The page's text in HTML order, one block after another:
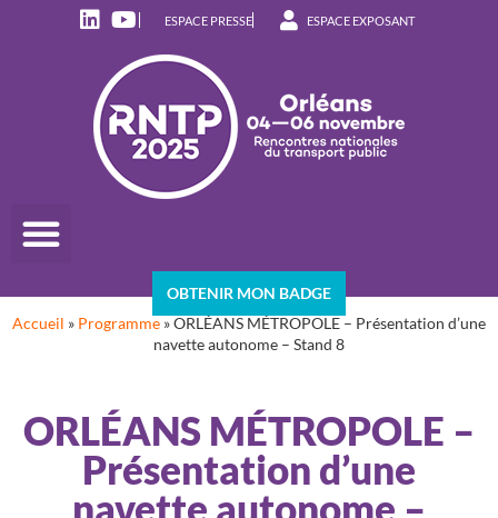
ESPACE PRESSE ESPACE EXPOSANT
OBTENIR MON BADGE
Accueil » Programme »ORLÉANS MÉTROPOLE – Présentation d’une
navette autonome – Stand 8
ORLÉANS MÉTROPOLE –
Présentation d’une
navette autonome –